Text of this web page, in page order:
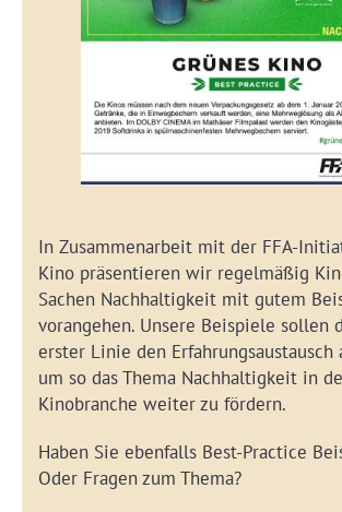
In Zusammenarbeit mit der FFA-
Kino präsentieren wir regelmäßig
Sachen Nachhaltigkeit mit gutem
vorangehen. Unsere Beispiele sollen
erster Linie den Erfahrungsaustausch
um so das Thema Nachhaltigkeit in
Kinobranche weiter zu fördern.
Haben Sie ebenfalls Best-Practice
Oder Fragen zum Thema?